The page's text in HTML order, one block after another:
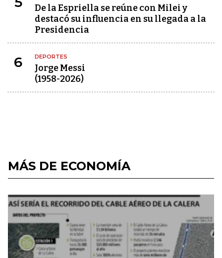
De la Espriella se reúne con Milei y
destacó su influencia en su llegada a la
Presidencia
6 DEPORTES
Jorge Messi
(1958-2026)
MÁS DE ECONOMÍA